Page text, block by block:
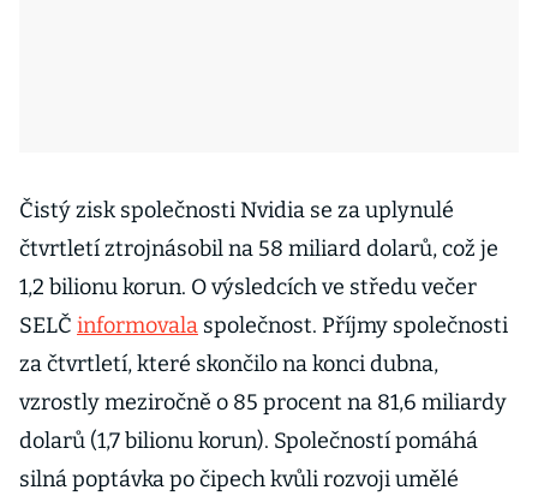
Čistý zisk společnosti Nvidia se za uplynulé
čtvrtletí ztrojnásobil na 58 miliard dolarů, což je
1,2 bilionu korun. O výsledcích ve středu večer
SELČ informovala společnost. Příjmy společnosti
za čtvrtletí, které skončilo na konci dubna,
vzrostly meziročně o 85 procent na 81,6 miliardy
dolarů (1,7 bilionu korun). Společností pomáhá
silná poptávka po čipech kvůli rozvoji umělé